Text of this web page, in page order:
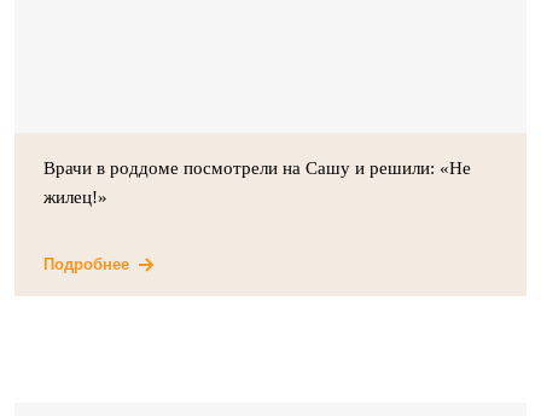
Врачи в роддоме посмотрели на Сашу и решили: «Не
жилец!»
Подробнее